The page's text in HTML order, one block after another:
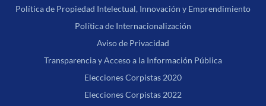
Política de Propiedad Intelectual, Innovación y Emprendimiento
Política de Internacionalización
Aviso de Privacidad
Transparencia y Acceso a la Información Pública
Elecciones Corpistas 2020
Elecciones Corpistas 2022